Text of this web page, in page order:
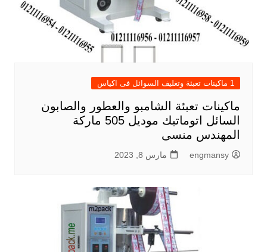
1 ماكينات تعبئة وتغليف السوائل فى اكياس
ماكينات تعبئة الشامبو والعطور والصابون
السائل اتوماتيك موديل 505 ماركة
المهندس منسى
engmansy مارس 8, 2023